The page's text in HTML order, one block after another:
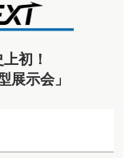
初！
展示会」